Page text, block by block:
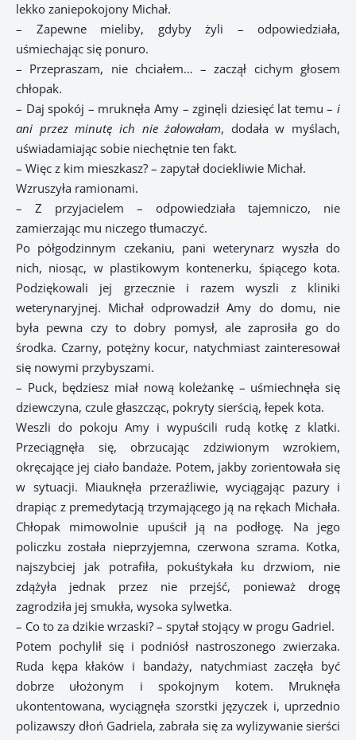
lekko zaniepokojony Michał.
– Zapewne mieliby, gdyby żyli – odpowiedziała,
uśmiechając się ponuro.
– Przepraszam, nie chciałem… – zaczął cichym głosem
chłopak.
– Daj spokój – mruknęła Amy – zginęli dziesięć lat temu – i
ani przez minutę ich nie żałowałam, dodała w myślach,
uświadamiając sobie niechętnie ten fakt.
– Więc z kim mieszkasz? – zapytał dociekliwie Michał.
Wzruszyła ramionami.
– Z przyjacielem – odpowiedziała tajemniczo, nie
zamierzając mu niczego tłumaczyć.
Po półgodzinnym czekaniu, pani weterynarz wyszła do
nich, niosąc, w plastikowym kontenerku, śpiącego kota.
Podziękowali jej grzecznie i razem wyszli z kliniki
weterynaryjnej. Michał odprowadził Amy do domu, nie
była pewna czy to dobry pomysł, ale zaprosiła go do
środka. Czarny, potężny kocur, natychmiast zainteresował
się nowymi przybyszami.
– Puck, będziesz miał nową koleżankę – uśmiechnęła się
dziewczyna, czule głaszcząc, pokryty sierścią, łepek kota.
Weszli do pokoju Amy i wypuścili rudą kotkę z klatki.
Przeciągnęła się, obrzucając zdziwionym wzrokiem,
okręcające jej ciało bandaże. Potem, jakby zorientowała się
w sytuacji. Miauknęła przeraźliwie, wyciągając pazury i
drapiąc z premedytacją trzymającego ją na rękach Michała.
Chłopak mimowolnie upuścił ją na podłogę. Na jego
policzku została nieprzyjemna, czerwona szrama. Kotka,
najszybciej jak potrafiła, pokuśtykała ku drzwiom, nie
zdążyła jednak przez nie przejść, ponieważ drogę
zagrodziła jej smukła, wysoka sylwetka.
– Co to za dzikie wrzaski? – spytał stojący w progu Gadriel.
Potem pochylił się i podniósł nastroszonego zwierzaka.
Ruda kępa kłaków i bandaży, natychmiast zaczęła być
dobrze ułożonym i spokojnym kotem. Mruknęła
ukontentowana, wyciągnęła szorstki języczek i, uprzednio
polizawszy dłoń Gadriela, zabrała się za wylizywanie sierści